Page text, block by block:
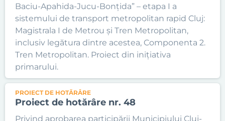
Baciu-Apahida-Jucu-Bonțida” – etapa I a
sistemului de transport metropolitan rapid Cluj:
Magistrala I de Metrou și Tren Metropolitan,
inclusiv legătura dintre acestea, Componenta 2.
Tren Metropolitan. Proiect din inițiativa
primarului.
PROIECT DE HOTĂRÂRE
Proiect de hotărâre nr. 48
Privind aprobarea participării Municipiului Cluj-